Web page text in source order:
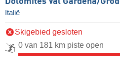
Italië
Skigebied gesloten
0 van 181 km piste open